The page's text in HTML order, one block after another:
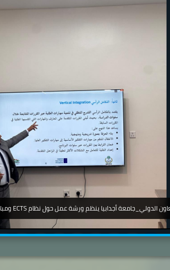
جامعة_اجدابيا_ تشارك في مؤتمر دولي عن أمرض الجلدية